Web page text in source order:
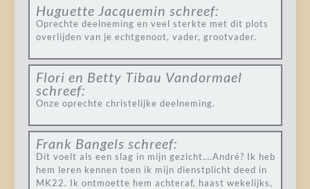
Huguette Jacquemin schreef:
Oprechte deelneming en veel sterkte met dit plots
overlijden van je echtgenoot, vader, grootvader.
Flori en Betty Tibau Vandormael
schreef:
Onze oprechte christelijke deelneming.
Frank Bangels schreef:
Dit voelt als een slag in mijn gezicht….André? Ik heb
hem leren kennen toen ik mijn dienstplicht deed in
MK22. Ik ontmoette hem achteraf, haast wekelijks,